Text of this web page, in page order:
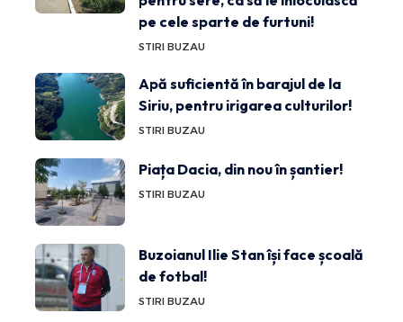
pe cele sparte de furtuni!
STIRI BUZAU
Apă suficientă în barajul de la
Siriu, pentru irigarea culturilor!
STIRI BUZAU
Piața Dacia, din nou în șantier!
STIRI BUZAU
Buzoianul Ilie Stan își face școală
de fotbal!
STIRI BUZAU